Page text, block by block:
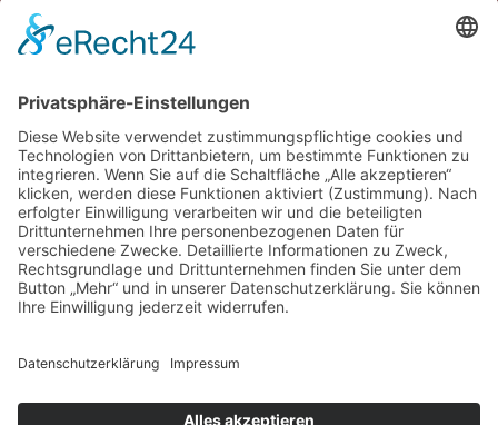
Events
Gesundes aus Kunst und Kultur
Impressum
Kontakt
My Account
Projekt Waldliebe
Projekte spenden
Shop
Spenden Informationen
Spendenbescheinigung
Transaction Failed
Über Kulturgut im Quadrat